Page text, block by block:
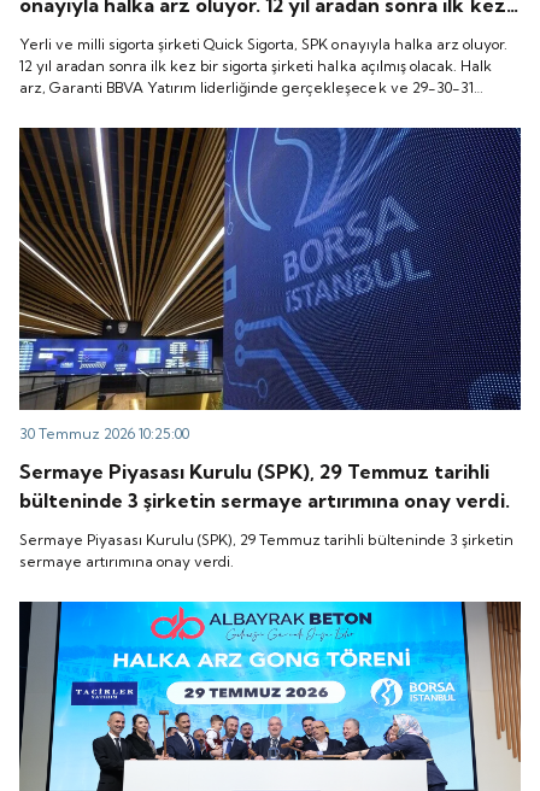
bir sigorta şirketi halka açılmış olacak. Halk arz,
Garanti BBVA Yatırım liderliğinde gerçekleşecek ve
29-30-31 Temmuz 2026 tarihlerinde talep
ile Quick Sigorta işlem görmeye başlayacak.
Yerli ve milli sigorta şirketi Quick Sigorta, SPK onayıyla halka arz oluyor.
12 yıl aradan sonra ilk kez bir sigorta şirketi halka açılmış olacak. Halk
arz, Garanti BBVA Yatırım liderliğinde gerçekleşecek ve 29-30-31
“Gong Töreni” ile Quick Sigorta işlem görmeye başlayacak.
30 Temmuz 2026 10:25:00
Sermaye Piyasası Kurulu (SPK), 29 Temmuz tarihli
bülteninde 3 şirketin sermaye artırımına onay verdi.
Sermaye Piyasası Kurulu (SPK), 29 Temmuz tarihli bülteninde 3 şirketin
sermaye artırımına onay verdi.